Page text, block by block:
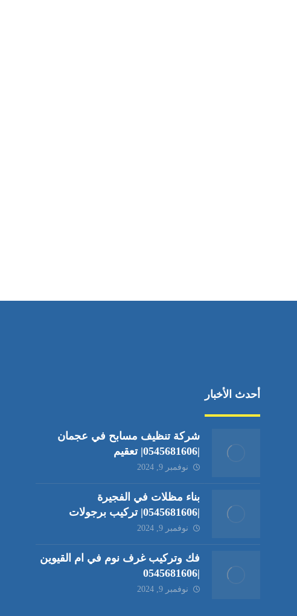
أحدث الأخبار
شركة تنظيف مسابح في عجمان
|0545681606| تعقيم
نوفمبر 9, 2024
بناء مظلات في الفجيرة
|0545681606| تركيب برجولات
نوفمبر 9, 2024
فك وتركيب غرف نوم في ام القيوين
|0545681606
نوفمبر 9, 2024